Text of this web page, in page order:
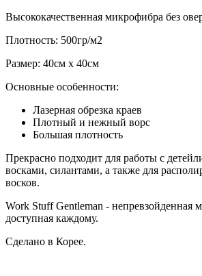
Высококачественная микрофибра без
Плотность: 500гр/м2
Размер: 40см х 40см
Основные особенности:
Лазерная обрезка краев
Плотный и нежный ворс
Большая плотность
Прекрасно подходит для работы с
восками, силантами, а также для
восков.
Work Stuff Gentleman - непревзойденная
доступная каждому.
Сделано в Корее.